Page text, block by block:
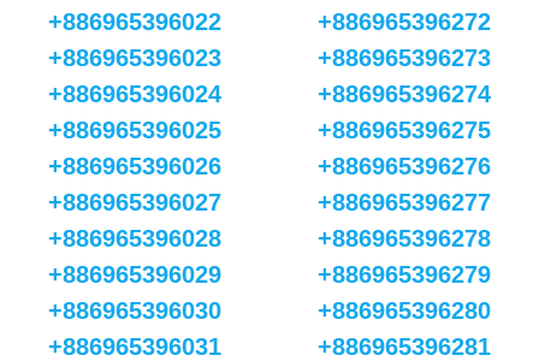
+886965396022
+886965396023
+886965396024
+886965396025
+886965396026
+886965396027
+886965396028
+886965396029
+886965396030
+886965396031
+886965396272
+886965396273
+886965396274
+886965396275
+886965396276
+886965396277
+886965396278
+886965396279
+886965396280
+886965396281